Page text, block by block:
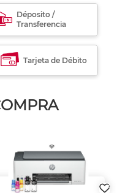
Déposito /
Transferencia
Tarjeta de Débito